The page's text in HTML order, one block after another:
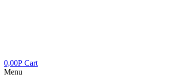
0,00Р Cart
Menu